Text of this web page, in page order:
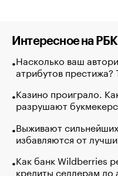
Интересное на РБК
Насколько ваш
атрибутов престижа?
Казино проиграло.
разрушают
Выживают
избавляются от
Как банк Wildberries
кредиты селлерам до